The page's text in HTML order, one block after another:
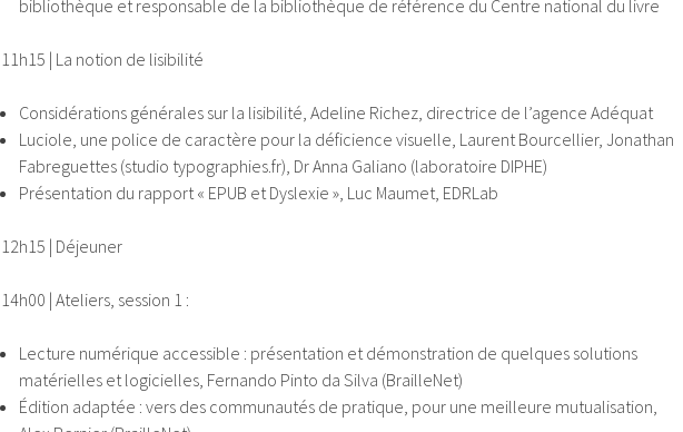
bibliothèque et responsable de la bibliothèque de référence du Centre national du livre
11h15 | La notion de lisibilité
Considérations générales sur la lisibilité, Adeline Richez, directrice de l’agence Adéquat
Luciole, une police de caractère pour la déficience visuelle, Laurent Bourcellier, Jonathan
Fabreguettes (studio typographies.fr), Dr Anna Galiano (laboratoire DIPHE)
Présentation du rapport « EPUB et Dyslexie », Luc Maumet, EDRLab
12h15 | Déjeuner
14h00 | Ateliers, session 1 :
Lecture numérique accessible : présentation et démonstration de quelques solutions
matérielles et logicielles, Fernando Pinto da Silva (BrailleNet)
Édition adaptée : vers des communautés de pratique, pour une meilleure mutualisation,